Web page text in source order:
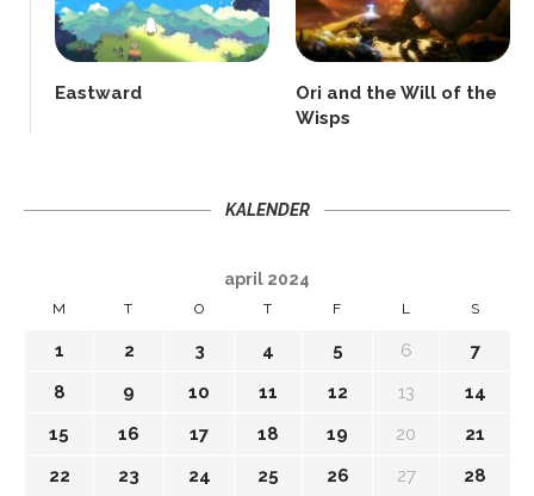
Eastward
Ori and the Will of the
Wisps
KALENDER
april 2024
M T O T F L S
1 2 3 4 5 6
7
8
9 10 11 12 13
14
15
16 17 18 19 20
21
22
23 24 25 26 27
28